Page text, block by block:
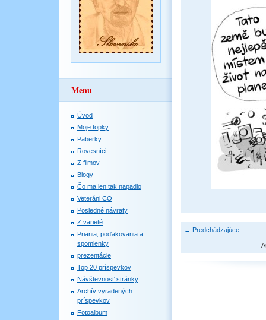
Menu
Úvod
Moje topky
Paberky
Rovesníci
Z filmov
Blogy
Čo ma len tak napadlo
Veteráni CO
Posledné návraty
Z varieté
Priania, poďakovania a
spomienky
prezentácie
Top 20 príspevkov
Návštevnosť stránky
Archív vyradených
príspevkov
Fotoalbum
← Predchádzajúce